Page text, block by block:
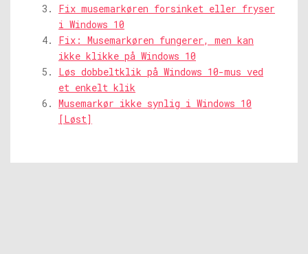
Fix musemarkøren forsinket eller fryser
i Windows 10
Fix: Musemarkøren fungerer, men kan
ikke klikke på Windows 10
Løs dobbeltklik på Windows 10-mus ved
et enkelt klik
Musemarkør ikke synlig i Windows 10
[Løst]